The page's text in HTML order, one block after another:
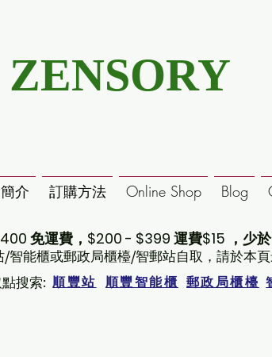
ZENSORY
介 訂購方法 Online Shop Blog
/智能櫃或郵政局櫃檯/智郵站自取，請於本
順豐站 順豐智能櫃 郵政局櫃檯
搜索:
免運費，$200 - $399 運費$15 ，少